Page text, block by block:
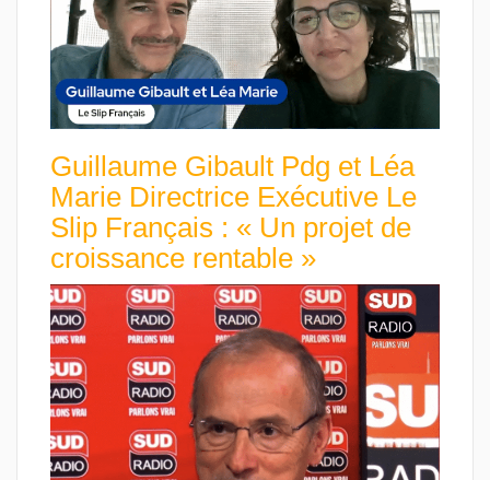
Guillaume Gibault Pdg et Léa
Marie Directrice Exécutive Le
Slip Français : « Un projet de
croissance rentable »